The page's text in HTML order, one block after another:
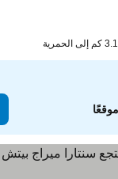
الأسعار